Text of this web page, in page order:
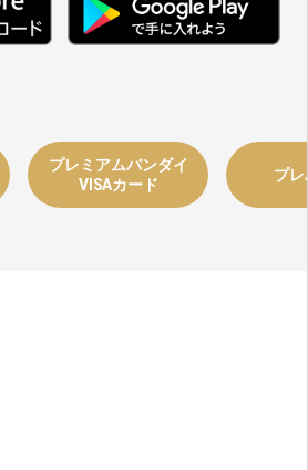
プレミアムバンダイ
VISAカード
プ